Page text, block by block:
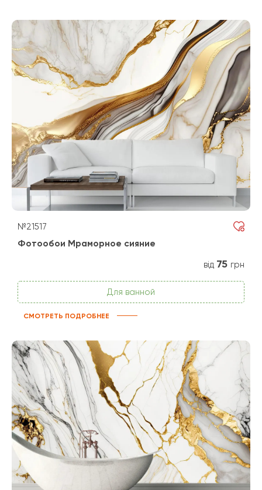
№21517
Фотообои Мраморное сияние
від 75 грн
Для ванной
СМОТРЕТЬ ПОДРОБНЕЕ